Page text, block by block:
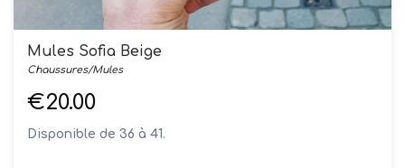
Mules Sofia Beige
Chaussures/Mules
€20.00
Disponible de 36 à 41.